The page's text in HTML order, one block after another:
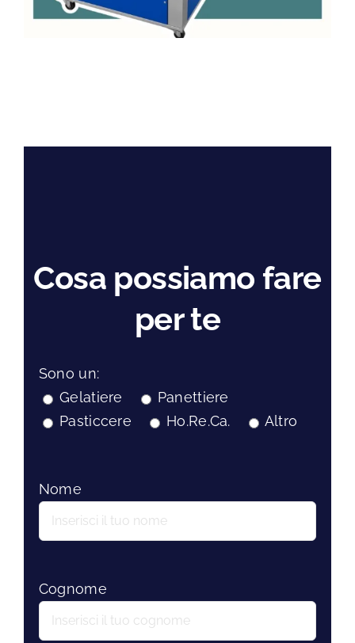
Cosa possiamo fare
per te
Sono un:
Gelatiere
Panettiere
Pasticcere
Ho.Re.Ca. Altro
Nome
Cognome